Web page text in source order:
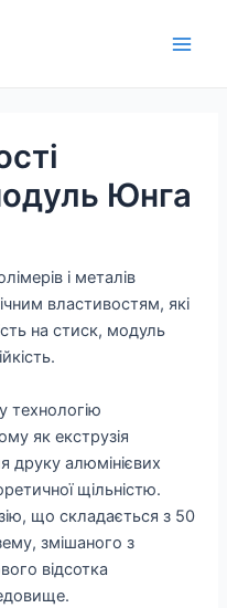
Юнга
і металів
властивостям, які
на стиск, модуль
технологію
як екструзія
друку алюмінієвих
щільністю.
що складається з 50
змішаного з
відсотка